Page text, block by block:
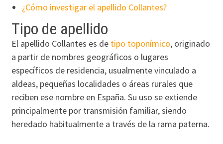
¿Cómo investigar el apellido Collantes?
Tipo de apellido
El apellido Collantes es de tipo toponímico, originado
a partir de nombres geográficos o lugares
específicos de residencia, usualmente vinculado a
aldeas, pequeñas localidades o áreas rurales que
reciben ese nombre en España. Su uso se extiende
principalmente por transmisión familiar, siendo
heredado habitualmente a través de la rama paterna.